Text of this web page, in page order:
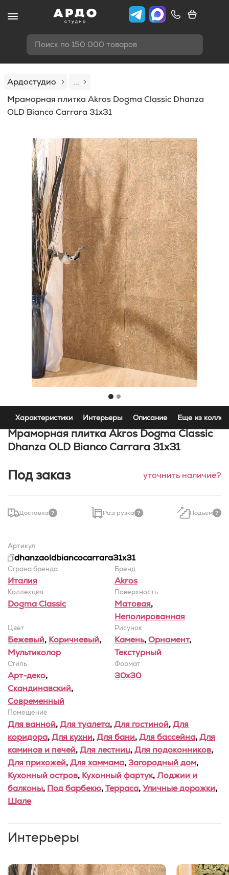
Поиск по 150 000 товаров
Ардостудио
...
Мраморная плитка Akros Dogma Classic Dhanza
OLD Bianco Carrara 31x31
Характеристики Интерьеры Описание Еще из
Мраморная плитка Akros Dogma Classic
Dhanza OLD Bianco Carrara 31x31
Под заказ уточнить наличие?
Доставка Разгрузка Подъем
Артикул
dhanzaoldbiancocarrara31x31
Страна бренда
Италия
Бренд
Akros
Коллекция
Dogma Classic
Поверхность
Матовая,
Неполированная
Цвет
Бежевый, Коричневый,
Мультиколор
Рисунок
Камень,Орнамент,
Текстурный
Стиль
Арт-деко,
Скандинавский,
Современный
Формат
30x30
Помещение
Для ванной,Для туалета,Для гостиной,Для
коридора,Для кухни,Для бани,Для бассейна,Для
каминов и печей,Для лестниц,Для подоконников,
Для прихожей,Для хаммама,Загородный дом,
Кухонный остров, Кухонный фартук,Лоджии и
балконы, Под барбекю,Терраса,Уличные дорожки,
Шале
Интерьеры